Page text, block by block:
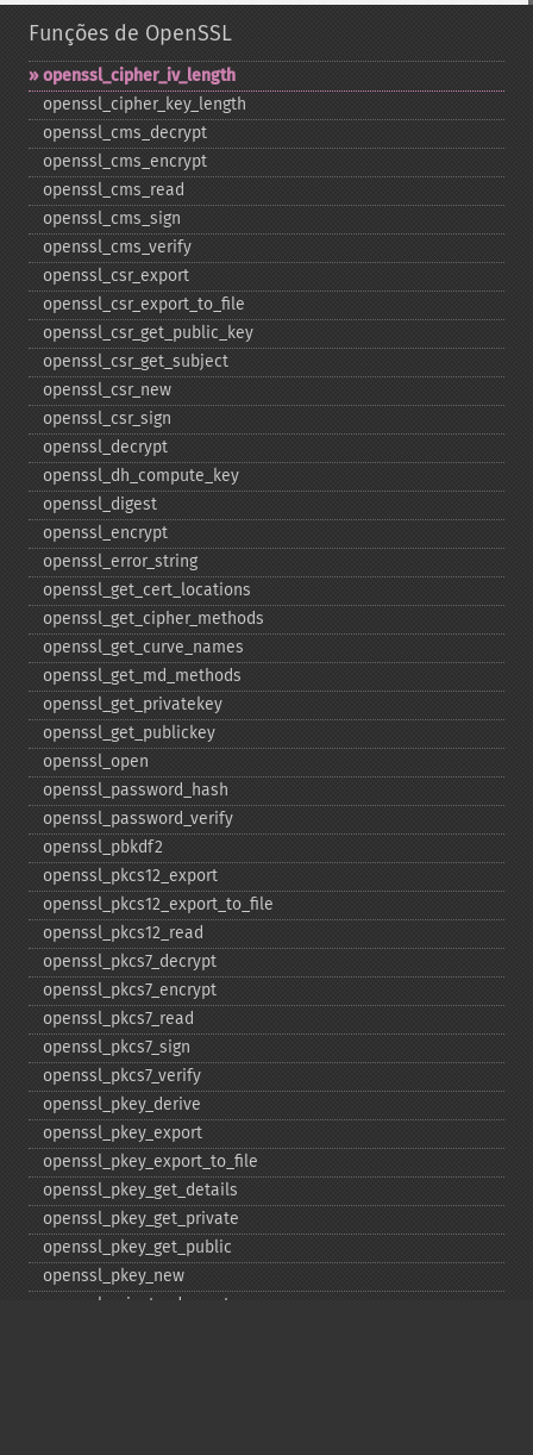
Funções de OpenSSL
openssl_​cipher_​iv_​length
openssl_​cipher_​key_​length
openssl_​cms_​decrypt
openssl_​cms_​encrypt
openssl_​cms_​read
openssl_​cms_​sign
openssl_​cms_​verify
openssl_​csr_​export
openssl_​csr_​export_​to_​file
openssl_​csr_​get_​public_​key
openssl_​csr_​get_​subject
openssl_​csr_​new
openssl_​csr_​sign
openssl_​decrypt
openssl_​dh_​compute_​key
openssl_​digest
openssl_​encrypt
openssl_​error_​string
openssl_​get_​cert_​locations
openssl_​get_​cipher_​methods
openssl_​get_​curve_​names
openssl_​get_​md_​methods
openssl_​get_​privatekey
openssl_​get_​publickey
openssl_​open
openssl_​password_​hash
openssl_​password_​verify
openssl_​pbkdf2
openssl_​pkcs12_​export
openssl_​pkcs12_​export_​to_​file
openssl_​pkcs12_​read
openssl_​pkcs7_​decrypt
openssl_​pkcs7_​encrypt
openssl_​pkcs7_​read
openssl_​pkcs7_​sign
openssl_​pkcs7_​verify
openssl_​pkey_​derive
openssl_​pkey_​export
openssl_​pkey_​export_​to_​file
openssl_​pkey_​get_​details
openssl_​pkey_​get_​private
openssl_​pkey_​get_​public
openssl_​pkey_​new
openssl_​private_​decrypt